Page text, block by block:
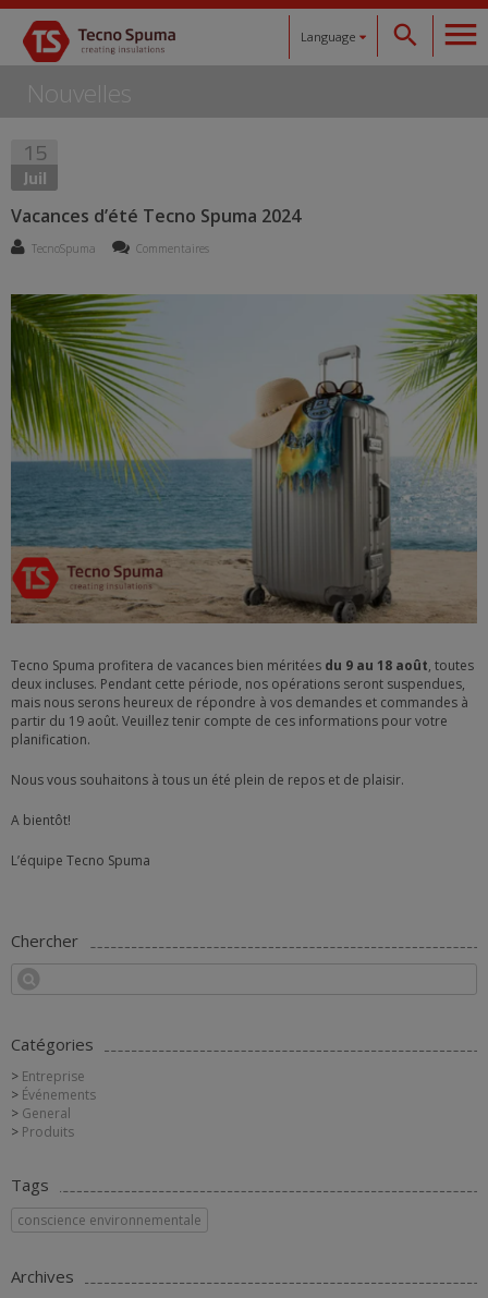
Language
Español
Català
Français
Deutsch
Nouvelles
15
Juil
Vacances d’été Tecno Spuma 2024
TecnoSpuma Commentaires
Tecno Spuma profitera de vacances bien méritées du 9 au 18 août, toutes
deux incluses. Pendant cette période, nos opérations seront suspendues,
mais nous serons heureux de répondre à vos demandes et commandes à
partir du 19 août. Veuillez tenir compte de ces informations pour votre
planification.
Nous vous souhaitons à tous un été plein de repos et de plaisir.
A bientôt!
L’équipe Tecno Spuma
Chercher
Catégories
Entreprise
Événements
General
Produits
Tags
conscience environnementale
Archives